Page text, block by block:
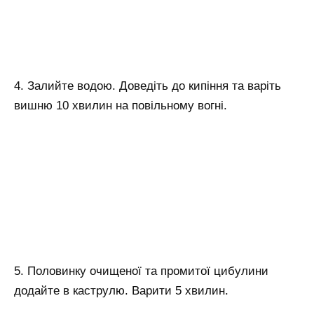
4. Залийте водою. Доведіть до кипіння та варіть
вишню 10 хвилин на повільному вогні.
5. Половинку очищеної та промитої цибулини
додайте в каструлю. Варити 5 хвилин.